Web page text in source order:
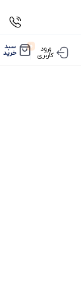
ورود
کاربری
0 سبد
خرید